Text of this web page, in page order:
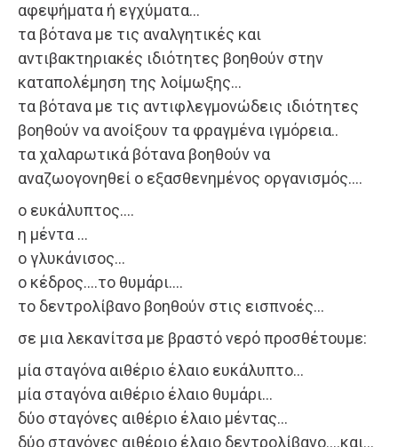
αφεψήματα ή εγχύματα…
τα βότανα με τις αναλγητικές και
αντιβακτηριακές ιδιότητες βοηθούν στην
καταπολέμηση της λοίμωξης…
τα βότανα με τις αντιφλεγμονώδεις ιδιότητες
βοηθούν να ανοίξουν τα φραγμένα ιγμόρεια..
τα χαλαρωτικά βότανα βοηθούν να
αναζωογονηθεί ο εξασθενημένος οργανισμός….
ο ευκάλυπτος….
η μέντα …
ο γλυκάνισος…
ο κέδρος….το θυμάρι….
το δεντρολίβανο βοηθούν στις εισπνοές…
σε μια λεκανίτσα με βραστό νερό προσθέτουμε:
μία σταγόνα αιθέριο έλαιο ευκάλυπτο…
μία σταγόνα αιθέριο έλαιο θυμάρι…
δύο σταγόνες αιθέριο έλαιο μέντας…
δύο σταγόνες αιθέριο έλαιο δεντρολίβανο….και…